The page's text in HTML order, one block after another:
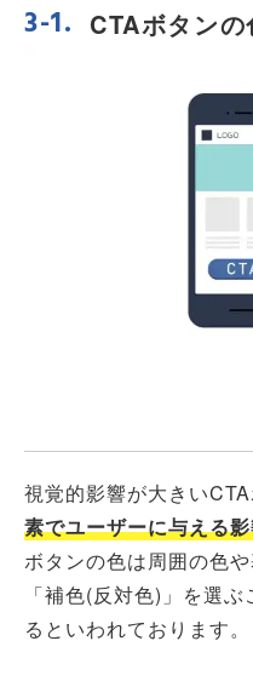
CTAボタンの
視覚的影響が大きいCTA
素でユーザーに与える
ボタンの色は周囲の色
「補色(反対色)」を選
るといわれております。